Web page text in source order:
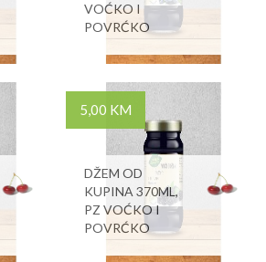
VOĆKO I
POVRĆKO
5,00 KM
DŽEM OD
KUPINA 370ML,
PZ VOĆKO I
POVRĆKO